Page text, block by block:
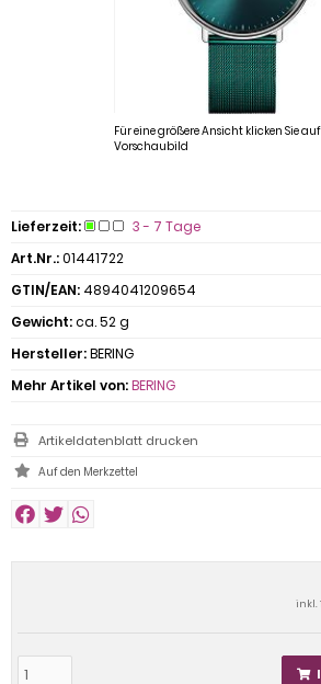
Für eine größere Ansicht klicken Sie
Vorschaubild
inkl.
Lieferzeit:
3 - 7 Tage
Art.Nr.:01441722
GTIN/EAN: 4894041209654
Gewicht:ca. 52 g
Hersteller:BERING
Mehr Artikel von:BERING
Artikeldatenblatt drucken